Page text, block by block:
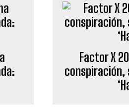
Factor X
conspiración,